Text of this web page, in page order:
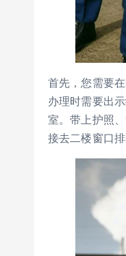
首先，您需要
办理时需要出
室。带上护照
接去二楼窗口